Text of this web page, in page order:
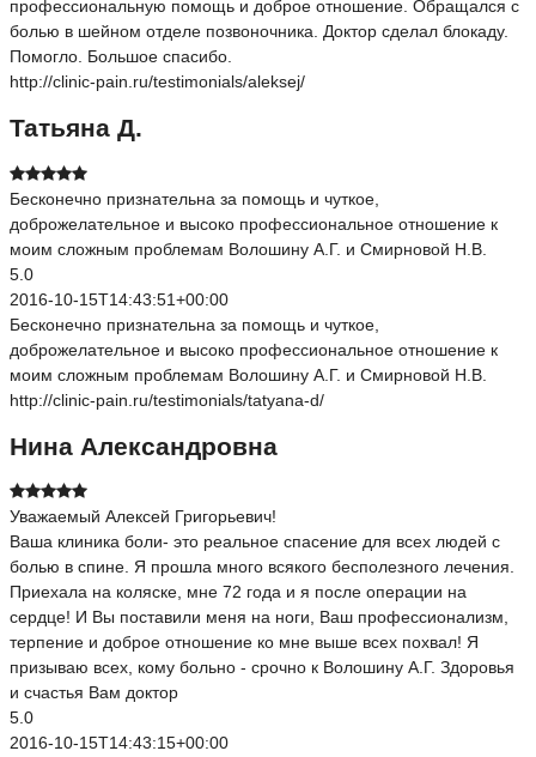
профессиональную помощь и доброе отношение. Обращался с
болью в шейном отделе позвоночника. Доктор сделал блокаду.
Помогло. Большое спасибо.
http://clinic-pain.ru/testimonials/aleksej/
Татьяна Д.
Бесконечно признательна за помощь и чуткое,
доброжелательное и высоко профессиональное отношение к
моим сложным проблемам Волошину А.Г. и Смирновой Н.В.
5.0
2016-10-15T14:43:51+00:00
Бесконечно признательна за помощь и чуткое,
доброжелательное и высоко профессиональное отношение к
моим сложным проблемам Волошину А.Г. и Смирновой Н.В.
http://clinic-pain.ru/testimonials/tatyana-d/
Нина Александровна
Уважаемый Алексей Григорьевич!
Ваша клиника боли- это реальное спасение для всех людей с
болью в спине. Я прошла много всякого бесполезного лечения.
Приехала на коляске, мне 72 года и я после операции на
сердце! И Вы поставили меня на ноги, Ваш профессионализм,
терпение и доброе отношение ко мне выше всех похвал! Я
призываю всех, кому больно - срочно к Волошину А.Г. Здоровья
и счастья Вам доктор
5.0
2016-10-15T14:43:15+00:00